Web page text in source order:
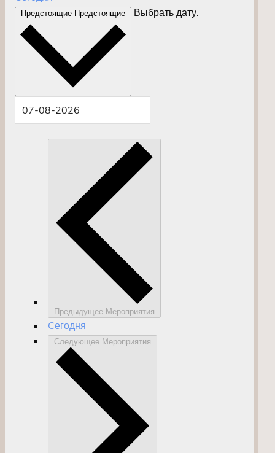
Предстоящие Предстоящие Выбрать дату.
Предыдущее Мероприятия
Cегодня
Следующее Мероприятия